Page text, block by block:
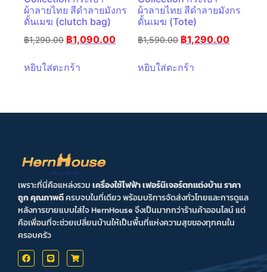
ผ้าลายไทย สีดำลายมังกร
ดั้นเมฆ (clutch bag)
฿1,290.00 ฿1,090.00
หยิบใส่ตะกร้า
ผ้าลายไทย สีดำลายมังกร
ดั้นเมฆ (Tote)
฿1,590.00 ฿1,290.00
หยิบใส่ตะกร้า
เพราะที่นี่คือแหล่งรวมเครื่องใช้ไฟฟ้า เฟอร์นิเจอร์ตกแต่งบ้าน ราคา
ถูก คุณภาพดีครบจบในที่เดียว พร้อมบริการจัดส่งทั่วไทยและการดูแล
หลังการขายแบบใส่ใจ HernHouse จึงเป็นมากกว่าร้านค้าออนไลน์ แต่
คือเพื่อนที่จะช่วยเปลี่ยนบ้านให้เป็นพื้นที่แห่งความสุขของทุกคนใน
ครอบครัว